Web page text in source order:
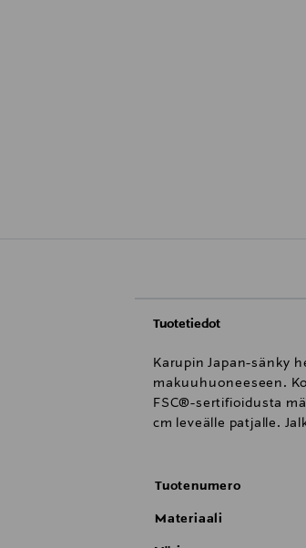
Tuotetiedot
Karupin Japan-sänky
makuuhuoneeseen.
FSC®-sertifioidusta
cm leveälle patjalle.
Tuotenumero
Materiaali